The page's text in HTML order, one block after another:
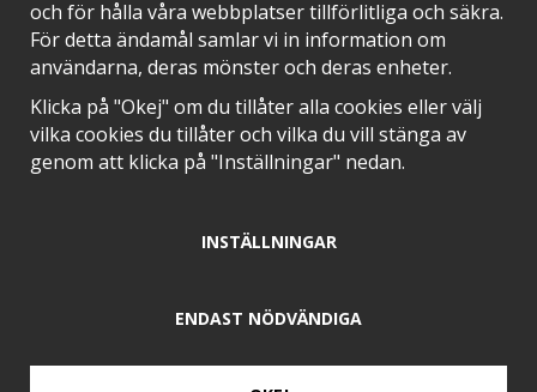
SNABB LEVERANS MED
EN DEL AV
och för hålla våra webbplatser tillförlitliga och säkra.
För detta ändamål samlar vi in information om
användarna, deras mönster och deras enheter.
Klicka på "Okej" om du tillåter alla cookies eller välj
vilka cookies du tillåter och vilka du vill stänga av
genom att klicka på "Inställningar" nedan.
INSTÄLLNINGAR
ENDAST NÖDVÄNDIGA